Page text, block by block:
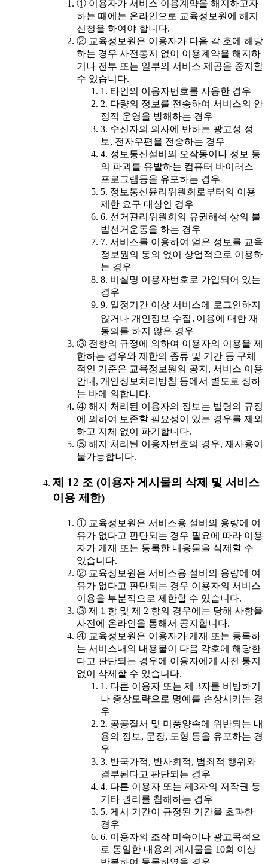
① 이용자가 서비스 이용계약을 해지하고자
하는 때에는 온라인으로 교육정보원에 해지
신청을 하여야 합니다.
② 교육정보원은 이용자가 다음 각 호에 해당
하는 경우 사전통지 없이 이용계약을 해지하
거나 전부 또는 일부의 서비스 제공을 중지할
수 있습니다.
1. 타인의 이용자번호를 사용한 경우
2. 다량의 정보를 전송하여 서비스의 안
정적 운영을 방해하는 경우
3. 수신자의 의사에 반하는 광고성 정
보, 전자우편을 전송하는 경우
4. 정보통신설비의 오작동이나 정보 등
의 파괴를 유발하는 컴퓨터 바이러스
프로그램등을 유포하는 경우
5. 정보통신윤리위원회로부터의 이용
제한 요구 대상인 경우
6. 선거관리위원회의 유권해석 상의 불
법선거운동을 하는 경우
7. 서비스를 이용하여 얻은 정보를 교육
정보원의 동의 없이 상업적으로 이용하
는 경우
8. 비실명 이용자번호로 가입되어 있는
경우
9. 일정기간 이상 서비스에 로그인하지
않거나 개인정보 수집․이용에 대한 재
동의를 하지 않은 경우
③ 전항의 규정에 의하여 이용자의 이용을 제
한하는 경우와 제한의 종류 및 기간 등 구체
적인 기준은 교육정보원의 공지, 서비스 이용
안내, 개인정보처리방침 등에서 별도로 정하
는 바에 의합니다.
④ 해지 처리된 이용자의 정보는 법령의 규정
에 의하여 보존할 필요성이 있는 경우를 제외
하고 지체 없이 파기합니다.
⑤ 해지 처리된 이용자번호의 경우, 재사용이
불가능합니다.
제 12 조 (이용자 게시물의 삭제 및 서비스
이용 제한)
① 교육정보원은 서비스용 설비의 용량에 여
유가 없다고 판단되는 경우 필요에 따라 이용
자가 게재 또는 등록한 내용물을 삭제할 수
있습니다.
② 교육정보원은 서비스용 설비의 용량에 여
유가 없다고 판단되는 경우 이용자의 서비스
이용을 부분적으로 제한할 수 있습니다.
③ 제 1 항 및 제 2 항의 경우에는 당해 사항을
사전에 온라인을 통해서 공지합니다.
④ 교육정보원은 이용자가 게재 또는 등록하
는 서비스내의 내용물이 다음 각호에 해당한
다고 판단되는 경우에 이용자에게 사전 통지
없이 삭제할 수 있습니다.
1. 다른 이용자 또는 제 3자를 비방하거
나 중상모략으로 명예를 손상시키는 경
우
2. 공공질서 및 미풍양속에 위반되는 내
용의 정보, 문장, 도형 등을 유포하는 경
우
3. 반국가적, 반사회적, 범죄적 행위와
결부된다고 판단되는 경우
4. 다른 이용자 또는 제3자의 저작권 등
기타 권리를 침해하는 경우
5. 게시 기간이 규정된 기간을 초과한
경우
6. 이용자의 조작 미숙이나 광고목적으
로 동일한 내용의 게시물을 10회 이상
반복하여 등록하였을 경우